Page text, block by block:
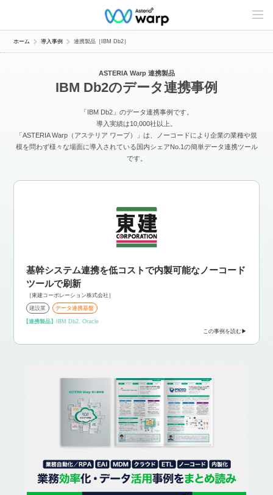
C
n
e
ホーム 導入事例 連携製品［IBM Db2］
ASTERIA Warp 連携製品
IBM Db2のデータ連携事例
「IBM Db2」のデータ連携事例です。
導入実績は10,000社以上。
「ASTERIA Warp（アステリア ワープ）」は、ノーコードにより企業の業種や規
模を問わず様々な場面に導入されている国内シェアNo.1の簡単データ連携ツール
です。
基幹システム連携を低コストで内製可能なノーコード
ツールで刷新
［東建コーポレーション株式会社］
建設業 データ連携基盤
【連携製品】
IBM Db2, Oracle
この事例を読む